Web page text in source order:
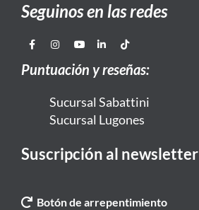
Seguinos en las redes
Puntuación y reseñas:
Sucursal Sabattini
Sucursal Lugones
Suscripción al newsletter
Botón de arrepentimiento